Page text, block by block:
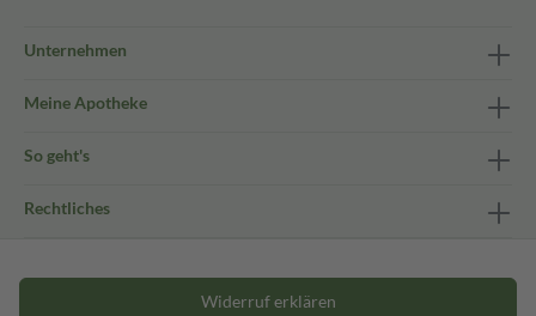
Unternehmen
Meine Apotheke
So geht's
Rechtliches
Widerruf erklären